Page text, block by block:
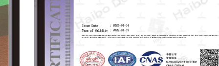
Nuestros productos están certificados por los
estándares ISO, EU CE y Sable, y ofrecemos una
personalización completa basada en las
necesidades del cliente. Damos la bienvenida a
los socios globales y distribuidores para colaborar